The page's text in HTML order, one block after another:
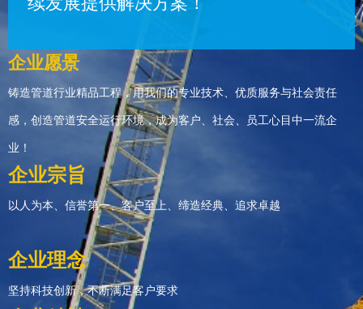
企业愿景
铸造管道行业精品工程，用我们的专业技术、优质服务与社会责任
感，创造管道安全运行环境，成为客户、社会、员工心目中一流企
业！
企业宗旨
以人为本、信誉第一、客户至上、缔造经典、追求卓越
企业理念
坚持科技创新，不断满足客户要求